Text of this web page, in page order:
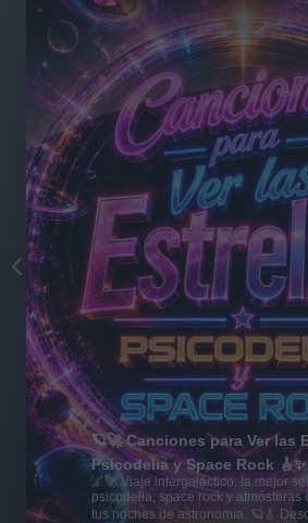
🪐🚀 Canciones para Ver las
Psicodelia y Space Rock 🎸✨
🌌🚀 Viaje intergaláctico: la mejor
psicodelia, space rock y atmósferas
tus noches de astronomía. 🪐🎸